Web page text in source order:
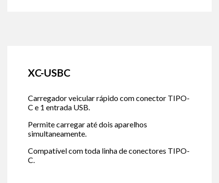
XC-USBC
Carregador veicular rápido com conector TIPO-
C e 1 entrada USB.
Permite carregar até dois aparelhos
simultaneamente.
Compatível com toda linha de conectores TIPO-
C.